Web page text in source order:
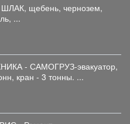
щебень, чернозем,
...
- САМОГРУЗ-эвакуатор,
кран - 3 тонны. ...